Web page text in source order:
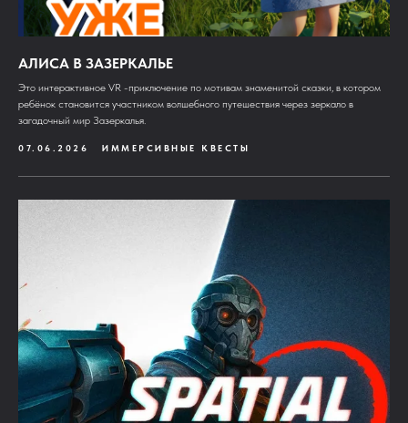
АЛИСА В ЗАЗЕРКАЛЬЕ
Это интерактивное VR -приключение по мотивам знаменитой сказки, в котором
ребёнок становится участником волшебного путешествия через зеркало в
загадочный мир Зазеркалья.
07.06.2026 ИММЕРСИВНЫЕ КВЕСТЫ